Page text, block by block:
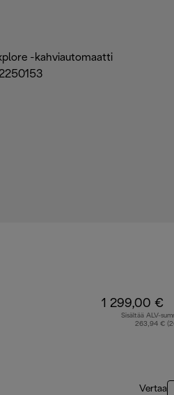
1 299,00 €
Sisältää ALV-
263,94 €
Vertaa